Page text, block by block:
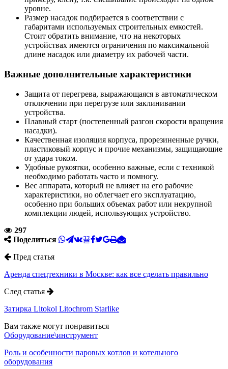
уровне.
Размер насадок подбирается в соответствии с
габаритами используемых строительных емкостей.
Стоит обратить внимание, что на некоторых
устройствах имеются ограничения по максимальной
длине насадок или диаметру их рабочей части.
Важные дополнительные характеристики
Защита от перегрева, выражающаяся в автоматическом
отключении при перегрузе или заклинивании
устройства.
Плавный старт (постепенный разгон скорости вращения
насадки).
Качественная изоляция корпуса, прорезиненные ручки,
пластиковый корпус и прочие механизмы, защищающие
от удара током.
Удобные рукоятки, особенно важные, если с техникой
необходимо работать часто и помногу.
Вес аппарата, который не влияет на его рабочие
характеристики, но облегчает его эксплуатацию,
особенно при больших объемах работ или некрупной
комплекции людей, использующих устройство.
297
Поделиться
Пред статья
Аренда спецтехники в Москве: как все сделать правильно
След статья
Затирка Litokol Litochrom Starlike
Вам также могут понравиться
Оборудование\инструмент
Роль и особенности паровых котлов и котельного
оборудования